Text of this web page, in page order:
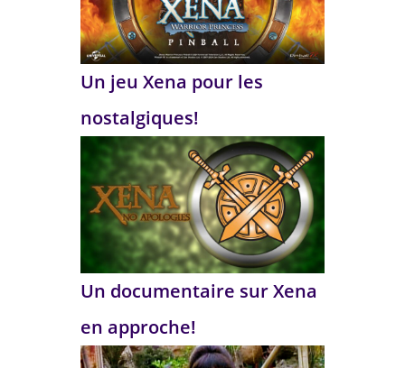
Un jeu Xena pour les
nostalgiques!
Un documentaire sur Xena
en approche!